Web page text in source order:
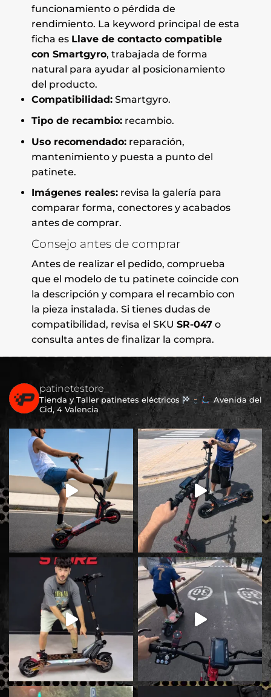
funcionamiento o pérdida de
rendimiento. La keyword principal de esta
ficha es Llave de contacto compatible
con Smartgyro, trabajada de forma
natural para ayudar al posicionamiento
del producto.
Compatibilidad:Smartgyro.
Tipo de recambio:recambio.
Uso recomendado:reparación,
mantenimiento y puesta a punto del
patinete.
Imágenes reales:revisa la galería para
comparar forma, conectores y acabados
antes de comprar.
Consejo antes de comprar
Antes de realizar el pedido, comprueba
que el modelo de tu patinete coincide con
la descripción y compara el recambio con
la pieza instalada. Si tienes dudas de
compatibilidad, revisa el SKU SR-047o
consulta antes de finalizar la compra.
patinetestore_
Tienda y Taller patinetes eléctricos
Avenida del
Cid, 4 Valencia